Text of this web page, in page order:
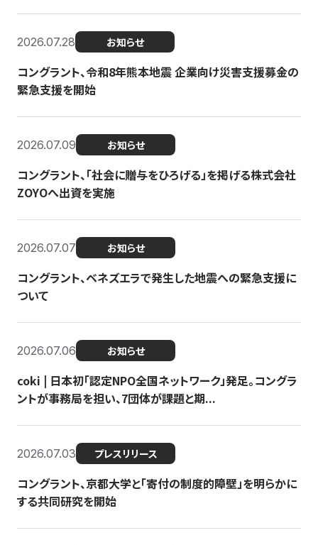
2026.07.28 お知らせ
コングラント、令和8年熊本地震 企業向け災害支援募金の
緊急支援を開始
2026.07.09 お知らせ
コングラント、「社会に贈与をひろげる」を掲げる株式会社
ZOYOへ出資を実施
2026.07.07 お知らせ
コングラント、ベネズエラで発生した地震への緊急支援に
ついて
2026.07.06 お知らせ
coki | 日本初「認定NPO全国ネットワーク」発足。コングラ
ントが事務局を担い、7団体が課題と期...
2026.07.03 プレスリリース
コングラント、京都大学と「寄付の制度的障壁」を明らかに
する共同研究を開始